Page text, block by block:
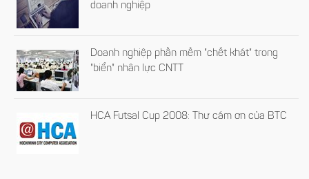
doanh nghiệp
Doanh nghiệp phần mềm "chết khát" trong
"biển" nhân lực CNTT
HCA Futsal Cup 2008: Thư cám ơn của BTC